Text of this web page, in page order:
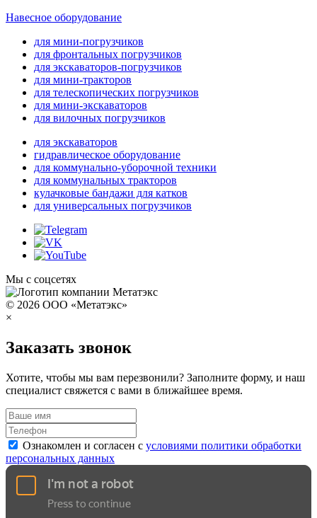
Навесное оборудование
для мини-погрузчиков
для фронтальных погрузчиков
для экскаваторов-погрузчиков
для мини-тракторов
для телескопических погрузчиков
для мини-экскаваторов
для вилочных погрузчиков
для экскаваторов
гидравлическое оборудование
для коммунально-уборочной техники
для коммунальных тракторов
кулачковые бандажи для катков
для универсальных погрузчиков
Мы с соцсетях
© 2026 ООО «Метатэкс»
×
Заказать звонок
Хотите, чтобы мы вам перезвонили? Заполните форму, и наш
специалист свяжется с вами в ближайшее время.
Ознакомлен и согласен с условиями политики обработки
персональных данных